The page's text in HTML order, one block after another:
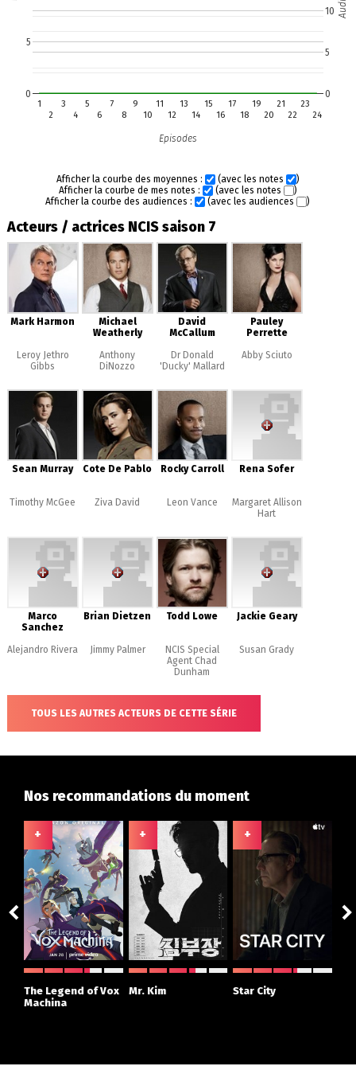
1
2
3
4
5
6
7
8
9
10
11
12
13
14
15
16
17
18
19
20
21
22
23
24
0
5
0
5
10
Episodes
Afficher la courbe des moyennes : (avec les notes
)
Afficher la courbe de mes notes :
(avec les notes
)
Afficher la courbe des audiences :
(avec les audiences )
Acteurs / actrices NCIS saison 7
Mark Harmon
Leroy Jethro
Gibbs
Michael
Weatherly
Anthony
DiNozzo
David
McCallum
Dr Donald
'Ducky' Mallard
Pauley
Perrette
Abby Sciuto
Sean Murray
Timothy McGee
Cote De Pablo
Ziva David
Rocky Carroll
Leon Vance
Rena Sofer
Margaret Allison
Hart
Marco
Sanchez
Alejandro Rivera
Brian Dietzen
Jimmy Palmer
Todd Lowe
NCIS Special
Agent Chad
Dunham
Jackie Geary
Susan Grady
TOUS LES AUTRES ACTEURS DE CETTE SÉRIE
Nos recommandations du moment
+
The Legend of Vox
Machina
+
Mr. Kim
+
Star City